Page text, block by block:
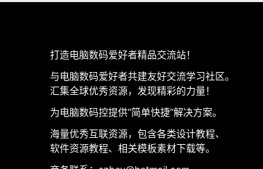
打造电脑数码爱好者精品交流站！
与电脑数码爱好者共建友好交流学习社区。
汇集全球优秀资源，发现精彩的力量！
为电脑数码控提供“简单快捷”解决方案。
海量优秀互联资源，包含各类设计教程、
软件资源教程、相关模板素材下载等。